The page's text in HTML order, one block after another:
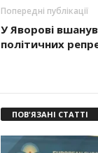
Попередні публікації
У Яворові
політичних
ПОВ'ЯЗАНІ СТАТТІ